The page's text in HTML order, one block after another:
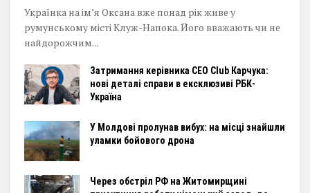
Українка на ім’я Оксана вже понад рік живе у
румунському місті Клуж-Напока. Його вважають чи не
найдорожчим...
Затримання керівника CEO Club Карчука:
нові деталі справи в ексклюзиві РБК-
Україна
У Молдові пролунав вибух: на місці знайшли
уламки бойового дрона
Через обстріл РФ на Житомирщині